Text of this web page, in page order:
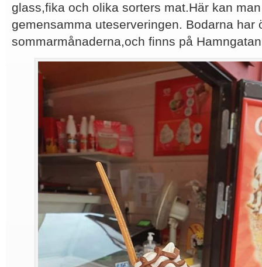
glass,fika och olika sorters mat.Här kan
gemensamma uteserveringen. Bodarna har
sommarmånaderna,och finns på